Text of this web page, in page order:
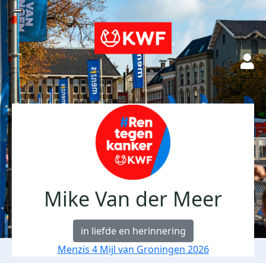
Mike Van der Meer
in liefde en herinnering
Menzis 4 Mijl van Groningen 2026